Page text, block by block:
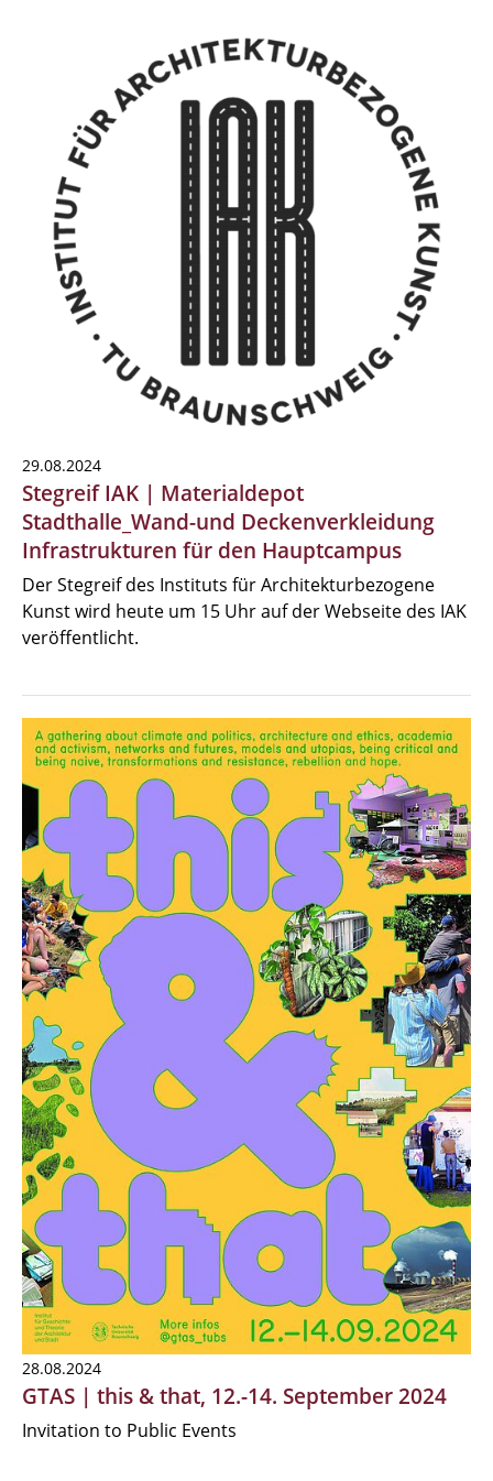
29.08.2024
Stegreif IAK | Materialdepot
Stadthalle_Wand-und Deckenverkleidung
Infrastrukturen für den Hauptcampus
Der Stegreif des Instituts für Architekturbezogene
Kunst wird heute um 15 Uhr auf der Webseite des IAK
veröffentlicht.
28.08.2024
GTAS | this & that, 12.-14. September 2024
Invitation to Public Events